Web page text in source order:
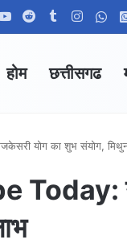
YouTubeRedditTumblr
होम छत्तीसगढ
योग का शुभ संयोग,